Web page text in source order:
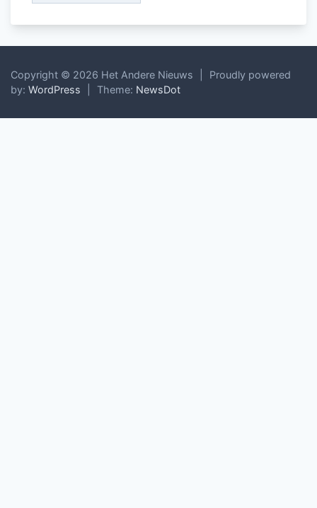
Copyright © 2026 Het Andere Nieuws
Proudly powered
by: WordPress Theme: NewsDot